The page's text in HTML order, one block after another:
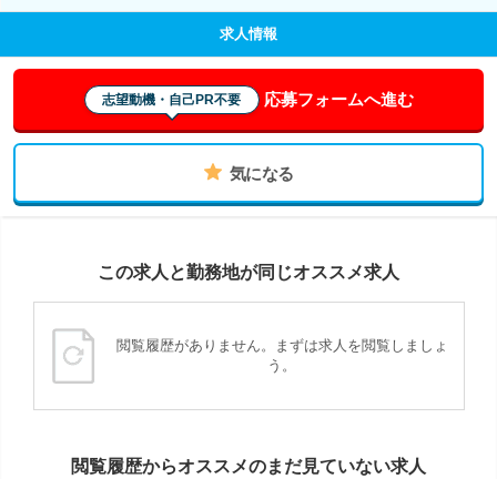
求人情報
志望動機・自己PR不要 応募フォームへ進む
気になる
この求人と勤務地が同じオススメ求人
閲覧履歴がありません。まずは求人を閲覧しましょ
う。
閲覧履歴からオススメのまだ見ていない求人